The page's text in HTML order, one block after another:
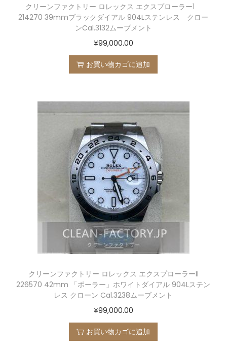
クリーンファクトリー ロレックス エクスプローラー1
214270 39mmブラックダイアル 904Lステンレス クロー
ンCal.3132ムーブメント
¥99,000.00
お買い物カゴに追加
クリーンファクトリー ロレックス エクスプローラーII
226570 42mm 「ポーラー」ホワイトダイアル 904Lステン
レス クローン Cal.3238ムーブメント
¥99,000.00
お買い物カゴに追加